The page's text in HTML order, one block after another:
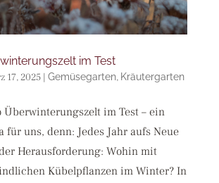
im Test
17, 2025| Gemüsegarten, Kräutergarten
Überwinterungszelt im Test – ein
für uns, denn: Jedes Jahr aufs Neue
Herausforderung: Wohin mit
Kübelpflanzen im Winter? In